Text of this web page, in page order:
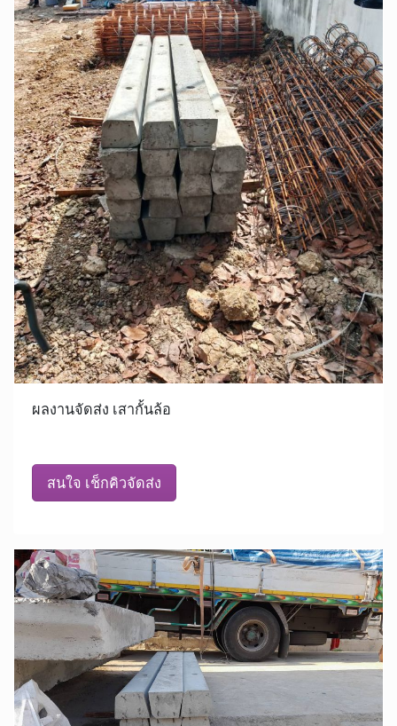
ผลงานจัดส่ง เสากั้นล้อ
สนใจ เช็กคิวจัดส่ง